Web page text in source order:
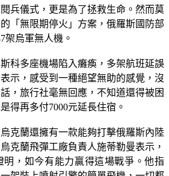
兵儀式，更是為了拯救生命。然而莫
「無限期停火」方案，俄羅斯國防部
架烏軍無人機。
科多座機場陷入癱瘓，多架航班延誤
示，感受到一種絕望無助的感覺，沒
，旅行社毫無回應，不知道還得被困
得再多付7000元延長住宿。
克蘭還擁有一款能夠打擊俄羅斯內陸
克蘭飛彈工廠負責人施蒂勒曼表示，
明，如今有能力贏得這場戰爭。他指